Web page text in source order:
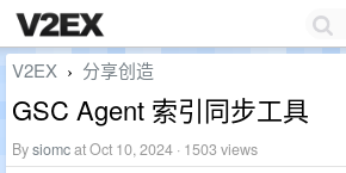
V2EX › 分享创造
GSC Agent 索引同步工具
Bysiomcat Oct 10, 2024 · 1503 views